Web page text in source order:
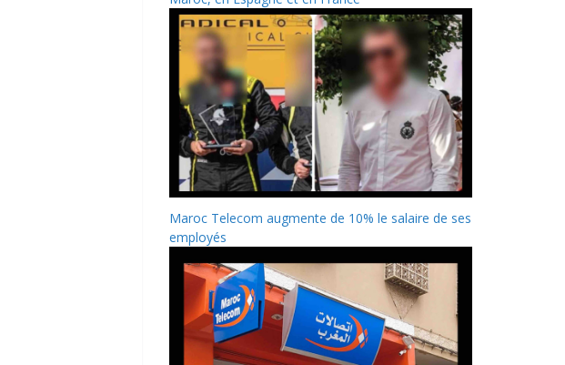
Maroc Telecom augmente de 10% le salaire de ses
employés